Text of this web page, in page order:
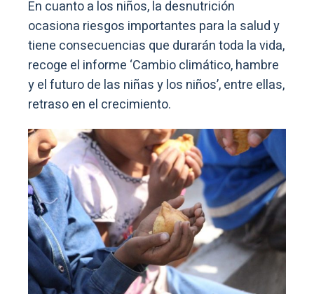
En cuanto a los niños, la desnutrición
ocasiona riesgos importantes para la salud y
tiene consecuencias que durarán toda la vida,
recoge el informe ‘Cambio climático, hambre
y el futuro de las niñas y los niños’, entre ellas,
retraso en el crecimiento.